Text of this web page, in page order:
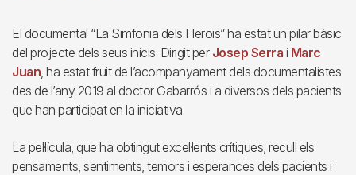
El documental “La Simfonia dels Herois” ha estat un pilar bàsic
del projecte dels seus inicis. Dirigit per Josep Serra i Marc
Juan , ha estat fruit de l’acompanyament dels documentalistes
des de l’any 2019 al doctor Gabarrós i a diversos dels pacients
que han participat en la iniciativa.
La pel·lícula, que ha obtingut excel·lents crítiques, recull els
pensaments, sentiments, temors i esperances dels pacients i